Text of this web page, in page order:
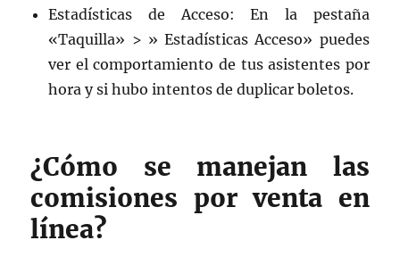
Estadísticas de Acceso: En la pestaña
«Taquilla» > » Estadísticas Acceso» puedes
ver el comportamiento de tus asistentes por
hora y si hubo intentos de duplicar boletos.
¿Cómo se manejan las
comisiones por venta en
línea?